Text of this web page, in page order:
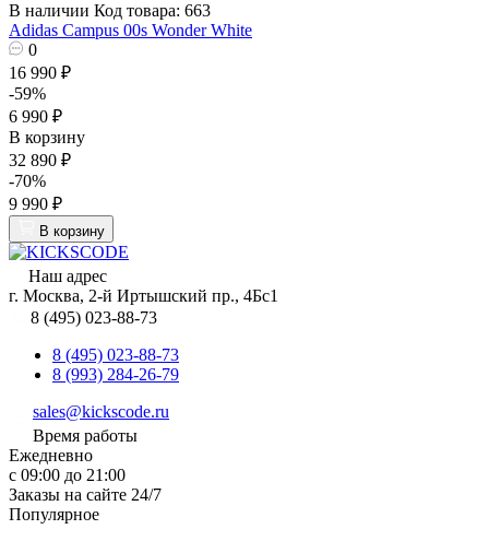
В наличии Код товара: 663
Adidas Campus 00s Wonder White
0
16 990 ₽
-59%
6 990 ₽
В корзину
32 890 ₽
-70%
9 990 ₽
В корзину
Наш адрес
г. Москва, 2-й Иртышский пр., 4Бс1
8 (495) 023-88-73
8 (495) 023-88-73
8 (993) 284-26-79
sales@kickscode.ru
Время работы
Ежедневно
с 09:00 до 21:00
Заказы на сайте 24/7
Популярное